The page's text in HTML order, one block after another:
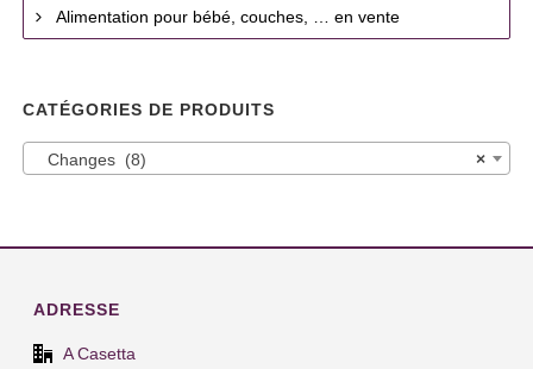
Alimentation pour bébé, couches, … en vente
CATÉGORIES DE PRODUITS
×
Changes (8)
ADRESSE
A Casetta